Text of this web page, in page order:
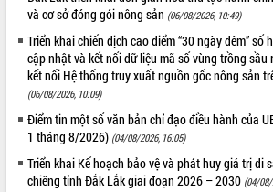
Minh
Lễ truy điệu và an táng hài cốt liệt sĩ
tại Nghĩa trang Liệt sĩ xã Sơn Hòa
Bàn giải pháp tháo gỡ khó khăn trong
xuất khẩu sầu riêng và triển khai quy
định EUDR
Thứ trưởng Bộ Nông nghiệp và Môi
trường Nguyễn Hoàng Hiệp khảo sát
vùng trồng và doanh nghiệp đóng gói
sầu riêng tại Đắk Lắk
THỐNG KÊ TRUY CẬP
Hôm nay: 30279
Tất cả: 66043019
và cơ sở đóng gói nông sản (06/08/2026, 10:49)
Triển khai chiến dịch cao điểm “30 ngày đêm” số
cập nhật và kết nối dữ liệu mã số vùng trồng sầu
kết nối Hệ thống truy xuất nguồn gốc nông sản
(06/08/2026, 10:09)
Điểm tin một số văn bản chỉ đạo điều hành của
1 tháng 8/2026) (04/08/2026, 16:05)
Triển khai Kế hoạch bảo vệ và phát huy giá trị di
chiêng tỉnh Đắk Lắk giai đoạn 2026 – 2030 (04/